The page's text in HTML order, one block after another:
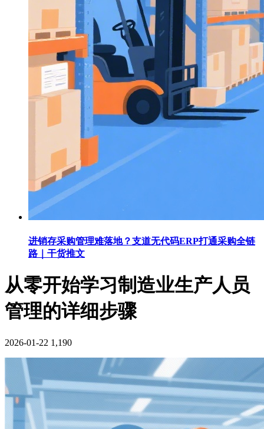
进销存采购管理难落地？支道无代码ERP打通采购全链
路｜干货推文
从零开始学习制造业生产人员
管理​的详细步骤
2026-01-22 1,190